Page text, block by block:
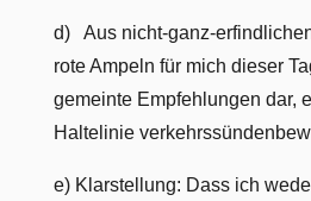
d) Aus nicht-ganz-
rote Ampeln für mich dieser
gemeinte Empfehlungen dar,
Haltelinie
e) Klarstellung: Dass ich